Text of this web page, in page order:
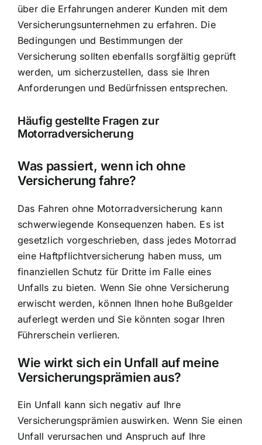
über die Erfahrungen anderer Kunden mit dem
Versicherungsunternehmen zu erfahren. Die
Bedingungen und Bestimmungen der
Versicherung sollten ebenfalls sorgfältig geprüft
werden, um sicherzustellen, dass sie Ihren
Anforderungen und Bedürfnissen entsprechen.
Häufig gestellte Fragen zur
Motorradversicherung
Was passiert, wenn ich ohne
Versicherung fahre?
Das Fahren ohne Motorradversicherung kann
schwerwiegende Konsequenzen haben. Es ist
gesetzlich vorgeschrieben, dass jedes Motorrad
eine Haftpflichtversicherung haben muss, um
finanziellen Schutz für Dritte im Falle eines
Unfalls zu bieten. Wenn Sie ohne Versicherung
erwischt werden, können Ihnen hohe Bußgelder
auferlegt werden und Sie könnten sogar Ihren
Führerschein verlieren.
Wie wirkt sich ein Unfall auf meine
Versicherungsprämien aus?
Ein Unfall kann sich negativ auf Ihre
Versicherungsprämien auswirken. Wenn Sie einen
Unfall verursachen und Anspruch auf Ihre